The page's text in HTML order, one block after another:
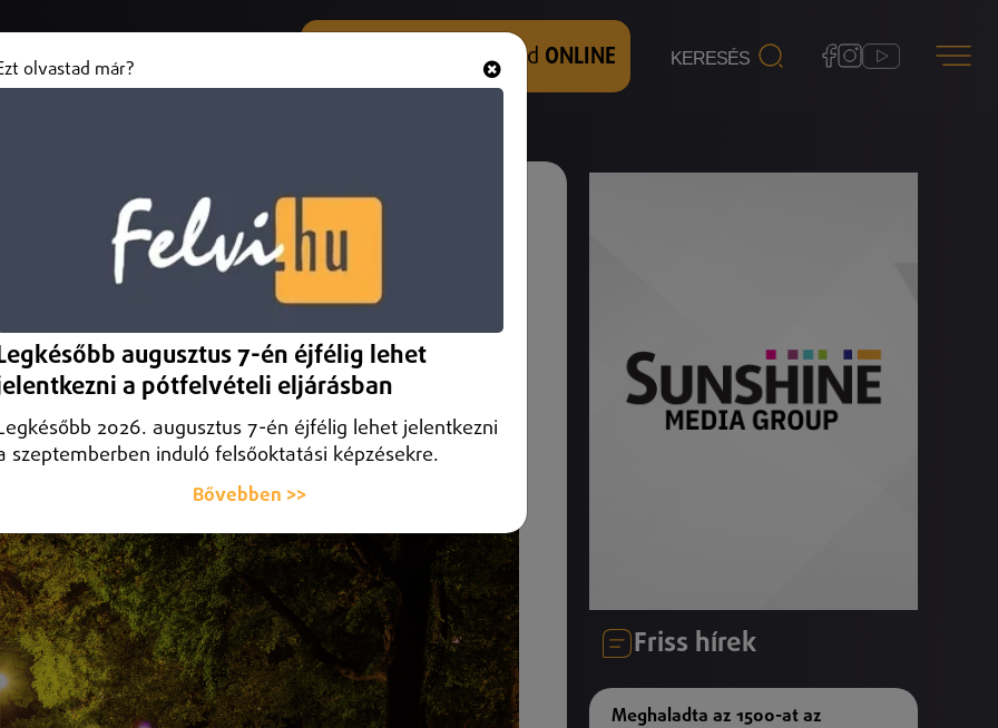
+36 (20) 316 3000 Hallgasd és nézd ONLINE
erdőfoltok kialakítását
Program
célozza a Debreceni Városi Erdő Program, amely a klímaváltozás
Friss hírek
Meghaladta az 1500-at az
olvastad már?
Legkésőbb augusztus 7-én éjfélig lehet
a pótfelvételi eljárásban
Legkésőbb 2026. augusztus 7-én éjfélig lehet jelentkezni
szeptemberben induló felsőoktatási képzésekre.
Bővebben >>